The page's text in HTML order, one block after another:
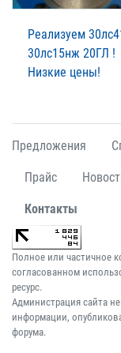
Реализуем
30лс15нж 20ГЛ !
Низкие цены!
Предложения
Прайс
Контакты
Полное или частичное
согласованном
ресурс.
Администрация сайта
информации,
форума.